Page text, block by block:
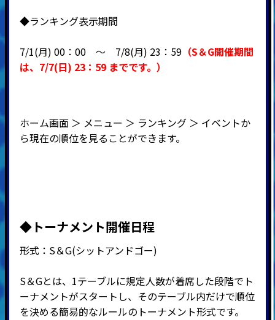
◆ランキング表示期間
7/1(月) 00：00 ～ 7/8(月) 23：59（S＆G開催期間
は、7/7(日) 23：59 までです。）
ホーム画面 ＞ メニュー ＞ ランキング ＞ イベントか
ら現在の順位を見ることができます。
◆トーナメント開催日程
形式： S＆G(シットアンドゴー)
S＆Gとは、1テーブルに規定人数が着席した段階でト
ーナメントがスタートし、そのテーブル内だけで順位
を決める簡易的なルールのトーナメント形式です。